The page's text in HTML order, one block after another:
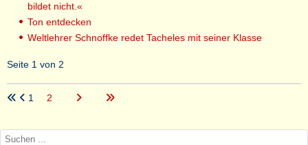
bildet nicht.«
Ton entdecken
Weltlehrer Schnoffke redet Tacheles mit seiner Klasse
Seite 1 von 2
1 2